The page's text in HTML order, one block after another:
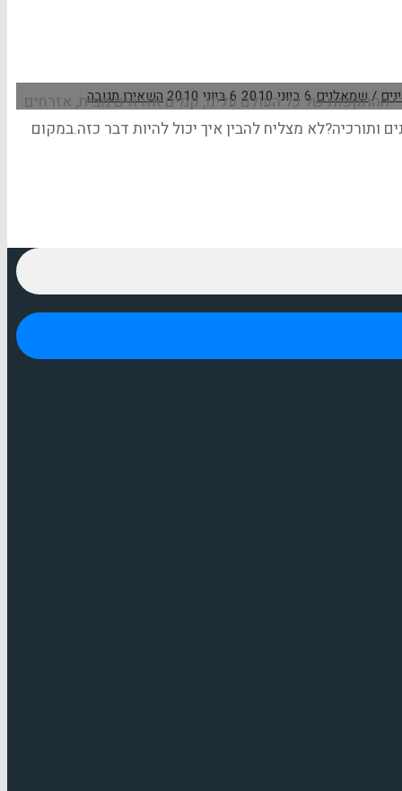
/שמאלנים 6 ביוני 2010 6 ביוני 2010 השאירו תגובה
ההתקפות של כל העולם עלינו, קמים אזרחים מבית, אזרחים
ותורכיה?לא מצליח להבין איך יכול להיות דבר כזה.במקום